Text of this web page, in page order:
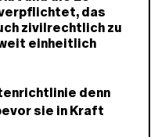
das
zivilrechtlich zu
einheitlich
denn
sie in Kraft